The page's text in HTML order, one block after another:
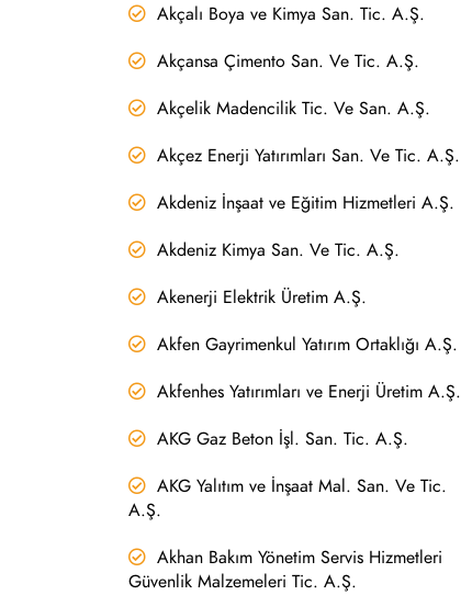
Akçalı Boya ve Kimya San. Tic. A.Ş.
Akçansa Çimento San. Ve Tic. A.Ş.
Akçelik Madencilik Tic. Ve San. A.Ş.
Akçez Enerji Yatırımları San. Ve Tic. A.Ş.
Akdeniz İnşaat ve Eğitim Hizmetleri A.Ş.
Akdeniz Kimya San. Ve Tic. A.Ş.
Akenerji Elektrik Üretim A.Ş.
Akfen Gayrimenkul Yatırım Ortaklığı A.Ş.
Akfenhes Yatırımları ve Enerji Üretim A.Ş.
AKG Gaz Beton İşl. San. Tic. A.Ş.
AKG Yalıtım ve İnşaat Mal. San. Ve Tic.
A.Ş.
Akhan Bakım Yönetim Servis Hizmetleri
Güvenlik Malzemeleri Tic. A.Ş.